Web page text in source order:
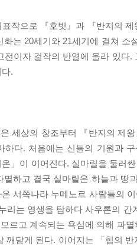
작으로 『호빗』과 『반지의
화는 20세기와 21세기에 걸쳐
전이자 걸작의 반열에 올라 있다
.
은 세상의 창조부터 『반지의 제
하다. 처음에는 신들의 기원과
온」이 이어진다. 실마릴을 둘러
멸하고 결국 실마릴은 하늘과 땅
서쪽나라 누메노르 사람들의
리는 영생을 탐하다 사우론의
르고 계속되는 욕심에 의해 파
깨닫게 된다. 이어지는 「힘의